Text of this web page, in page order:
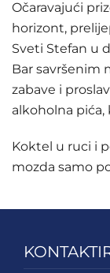
Očaravajući
horizont,
Sveti Stefan u
Bar savršenim
zabave i
alkoholna
Koktel u ruci i
mozda samo